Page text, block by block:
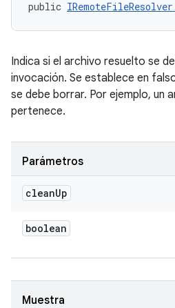
public
Indica si el archivo resuelto se
invocación. Se establece en
se debe borrar. Por ejemplo, un
pertenece.
Parámetros
cleanUp
boolean
Muestra